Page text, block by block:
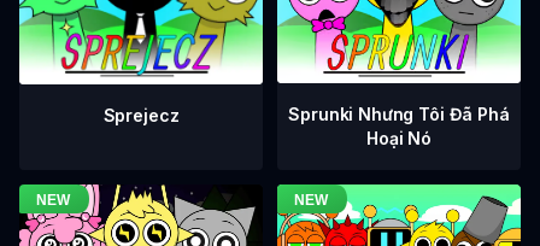
Sprejecz
Sprunki Nhưng Tôi Đã Phá
Hoại Nó